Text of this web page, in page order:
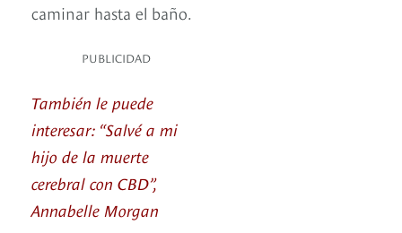
caminar hasta el baño.
PUBLICIDAD
También le puede
interesar: “Salvé a mi
hijo de la muerte
cerebral con CBD”,
Annabelle Morgan